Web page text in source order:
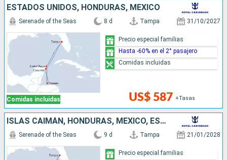
ESTADOS UNIDOS, HONDURAS, MÉXICO
Comidas incluidas
Serenade of the Seas 8 d Tampa 31/10/2027
US$ 587 +Tasas
Precio especial familias
Hasta -60% en el 2° pasajero
Comidas incluidas
ISLAS CAIMÁN, HONDURAS, MÉXICO, ESTADOS UNIDOS
Serenade of the Seas 9 d Tampa 21/01/2028
Precio especial familias